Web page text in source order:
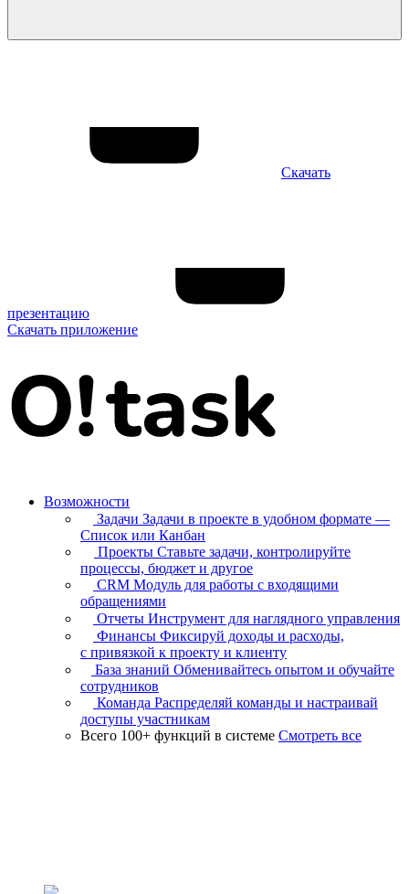
Скачать
презентацию
Скачать приложение
Возможности
Задачи Задачи в проекте в удобном формате —
Список или Канбан
Проекты Ставьте задачи, контролируйте
процессы, бюджет и другое
CRM Модуль для работы с входящими
обращениями
Отчеты Инструмент для наглядного управления
Финансы Фиксируй доходы и расходы,
с привязкой к проекту и клиенту
База знаний Обменивайтесь опытом и обучайте
сотрудников
Команда Распределяй команды и настраивай
доступы участникам
Всего 100+ функций в системе Смотреть все